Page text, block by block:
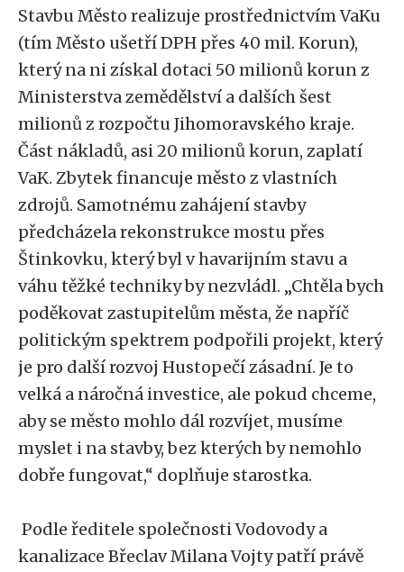
Stavbu Město realizuje prostřednictvím VaKu
(tím Město ušetří DPH přes 40 mil. Korun),
který na ni získal dotaci 50 milionů korun z
Ministerstva zemědělství a dalších šest
milionů z rozpočtu Jihomoravského kraje.
Část nákladů, asi 20 milionů korun, zaplatí
VaK. Zbytek financuje město z vlastních
zdrojů. Samotnému zahájení stavby
předcházela rekonstrukce mostu přes
Štinkovku, který byl v havarijním stavu a
váhu těžké techniky by nezvládl. „Chtěla bych
poděkovat zastupitelům města, že napříč
politickým spektrem podpořili projekt, který
je pro další rozvoj Hustopečí zásadní. Je to
velká a náročná investice, ale pokud chceme,
aby se město mohlo dál rozvíjet, musíme
myslet i na stavby, bez kterých by nemohlo
dobře fungovat,“ doplňuje starostka.
Podle ředitele společnosti Vodovody a
kanalizace Břeclav Milana Vojty patří právě